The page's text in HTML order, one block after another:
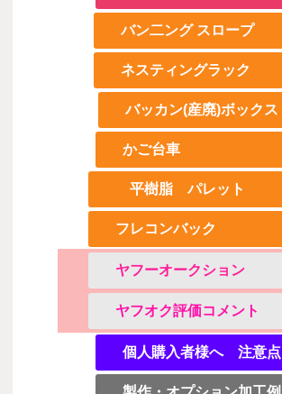
バン二ング スロープ
ネスティングラック
バッカン(産廃)ボックス
かご台車
平樹脂 パレット
フレコンバック
ヤフーオークション
ヤフオク評価コメント
個人購入者様へ 注意点